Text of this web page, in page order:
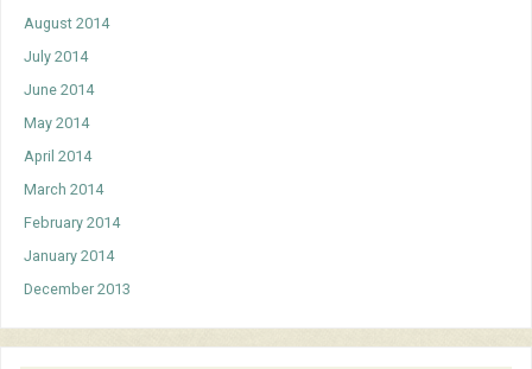
August 2014
July 2014
June 2014
May 2014
April 2014
March 2014
February 2014
January 2014
December 2013